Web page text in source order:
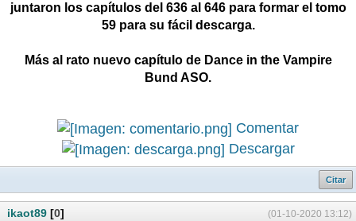
juntaron los capítulos del 636 al 646 para formar el tomo
59 para su fácil descarga.
Más al rato nuevo capítulo de Dance in the Vampire
Bund ASO.
Comentar
Descargar
Citar
(01-10-2020 13:12)
ikaot89 [0]